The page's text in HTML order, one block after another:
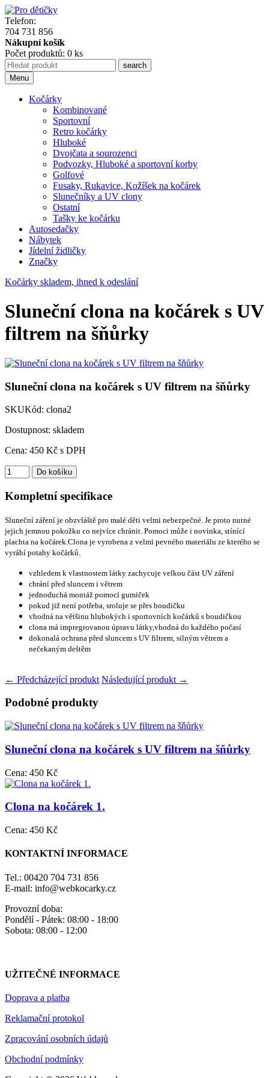
Telefon:
704 731 856
Nákupní košík
Počet produktů: 0 ks
Menu
Kočárky
Kombinované
Sportovní
Retro kočárky
Hluboké
Dvojčata a sourozenci
Podvozky, Hluboké a sportovní korby
Golfové
Fusaky, Rukavice, Kožíšek na kočárek
Slunečníky a UV clony
Ostatní
Tašky ke kočárku
Autosedačky
Nábytek
Jídelní židličky
Značky
Kočárky skladem, ihned k odeslání
Sluneční clona na kočárek s UV
filtrem na šňůrky
Sluneční clona na kočárek s UV filtrem na šňůrky
SKUKód: clona2
Dostupnost: skladem
Cena: 450 Kč s DPH
Kompletní specifikace
Sluneční záření je obzvláště pro malé děti velmi nebezpečné. Je proto nutné
jejich jemnou pokožku co nejvíce chránit. Pomoci může i novinka, stínící
plachta na kočárek.Clona je vyrobena z velmi pevného materiálu ze kterého se
vyrábí potahy kočárků.
vzhledem k vlastnostem látky zachycuje velkou část UV záření
chrání před sluncem i větrem
jednoduchá montáž pomocí gumiček
pokud již není potřeba, sroluje se přes boudičku
vhodná na většinu hlubokých i sportovních kočárků s boudičkou
clona má impregrovanou úpravu látky,vhodná do každého počasí
dokonalá ochrana před sluncem s UV filtrem, silným větrem a
nečekaným deštěm
← Předcházející produkt Následující produkt →
Podobné produkty
Sluneční clona na kočárek s UV filtrem na šňůrky
Cena: 450 Kč
Clona na kočárek 1.
Cena: 450 Kč
KONTAKTNÍ INFORMACE
Tel.: 00420 704 731 856
E-mail: info@webkocarky.cz
Provozní doba:
Pondělí - Pátek: 08:00 - 18:00
Sobota: 08:00 - 12:00
UŽITEČNÉ INFORMACE
Doprava a platba
Reklamační protokol
Zpracování osobních údajů
Obchodní podmínky